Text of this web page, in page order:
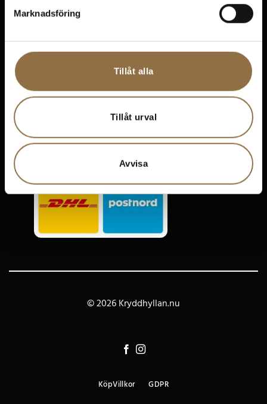
Marknadsföring
Tillåt alla
Tillåt urval
Avvisa
Om oss
Kontakta oss
© 2026 Kryddhyllan.nu
KöpVillkor GDPR